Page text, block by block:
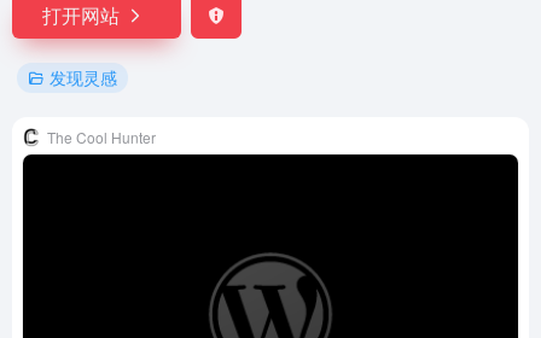
打开网站
发现灵感
The Cool Hunter